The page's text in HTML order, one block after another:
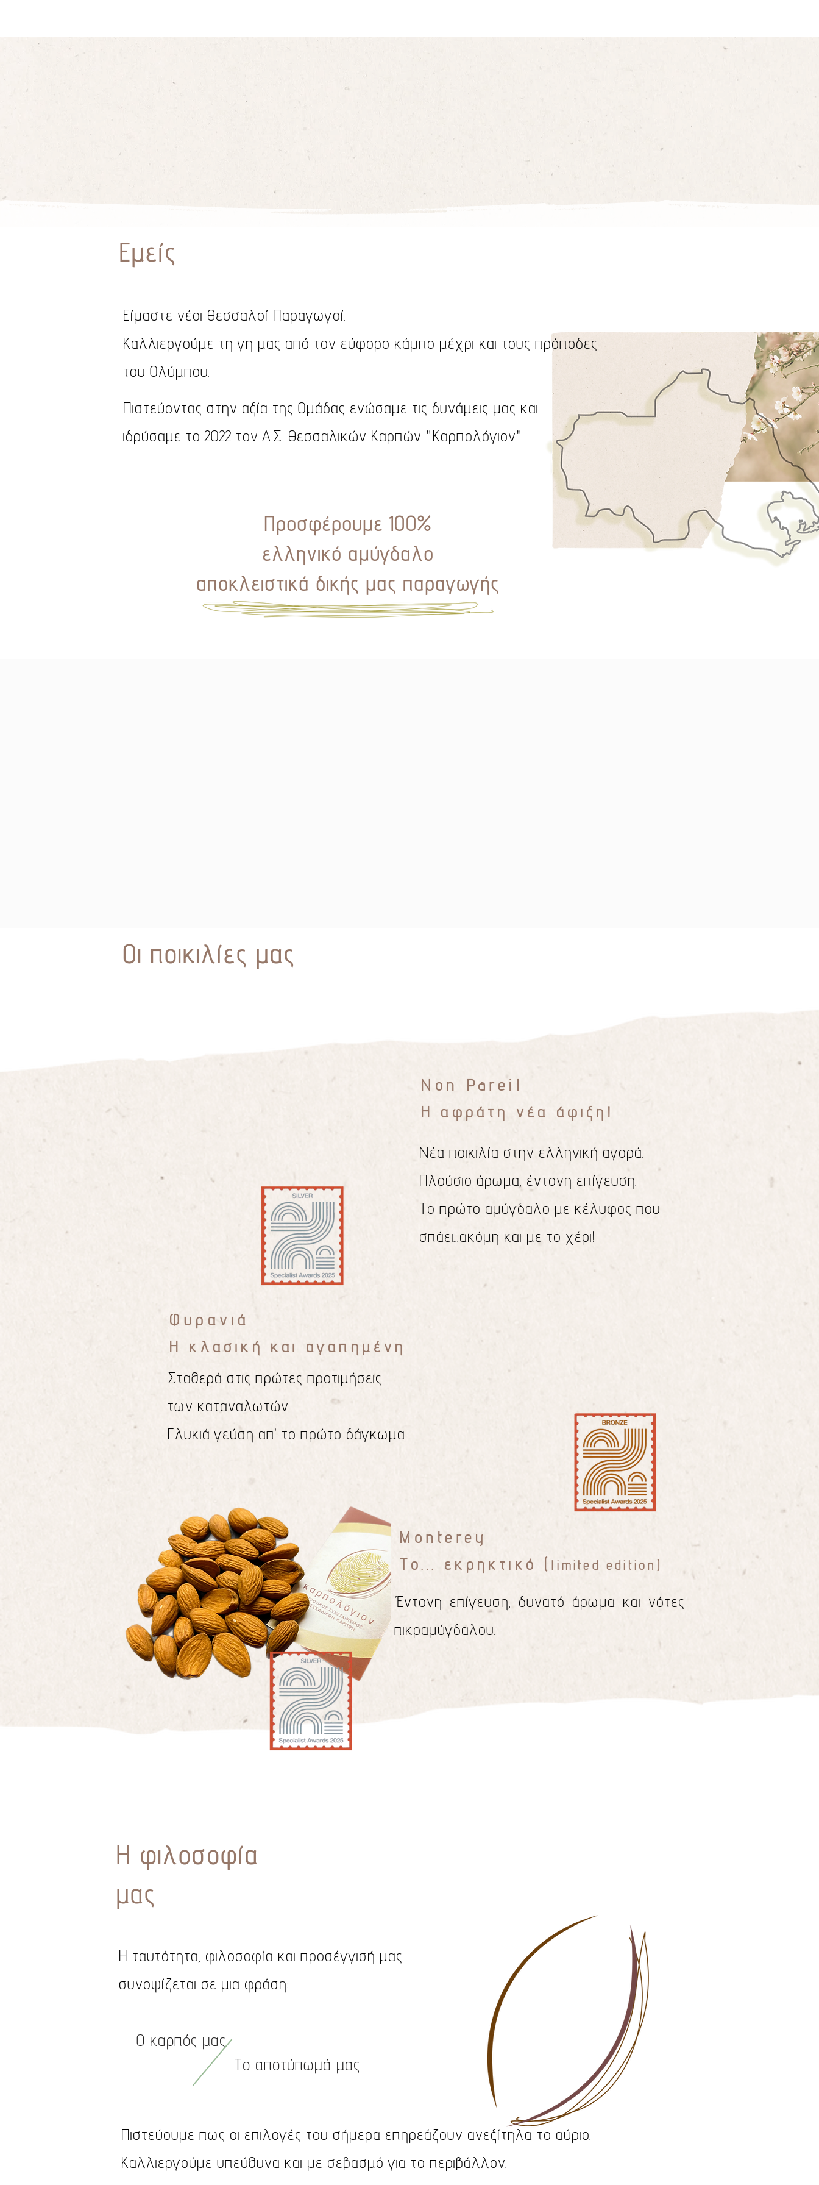
Εμείς
Είμαστε νέοι Θεσσαλοί Παραγωγοί.
Καλλιεργούμε τη γη μας από τον εύφορο κάμπο μέχρι και τους πρόποδες
του Ολύμπου.
Πιστεύοντας στην αξία της Ομάδας ενώσαμε τις δυνάμεις μας και
ιδρύσαμε το 2022 τον Α.Σ. Θεσσαλικών Καρπών "Καρπολόγιον".
Προσφέρουμε 100%
ελληνικό αμύγδαλο
αποκλειστικά δικής μας παραγωγής
Οι ποικιλίες μας
Non Pareil
Η αφράτη νέα άφιξη!
Νέα ποικιλία στην ελληνική αγορά.
Πλούσιο άρωμα, έντονη επίγευση.
Το πρώτο αμύγδαλο με κέλυφος που
σπάει...ακόμη και με το χέρι!
Φυρανιά
Η κλασική και αγαπημένη
Σταθερά στις πρώτες προτιμήσεις
των καταναλωτών.
Γλυκιά γεύση απ' το πρώτο δάγκωμα.
Monterey
Το... εκρηκτικό ( limited edition)
Έντονη επίγευση, δυνατό άρωμα και νότες
πικραμύγδαλου.
Η φιλοσοφία
μας
Η ταυτότητα, φιλοσοφία και προσέγγισή μας
συνοψίζεται σε μια φράση:
Ο καρπός μας
Το αποτύπωμά μας
Πιστεύουμε πως οι επιλογές του σήμερα επηρεάζουν ανεξίτηλα το αύριο.
Καλλιεργούμε υπεύθυνα και με σεβασμό για το περιβάλλον.